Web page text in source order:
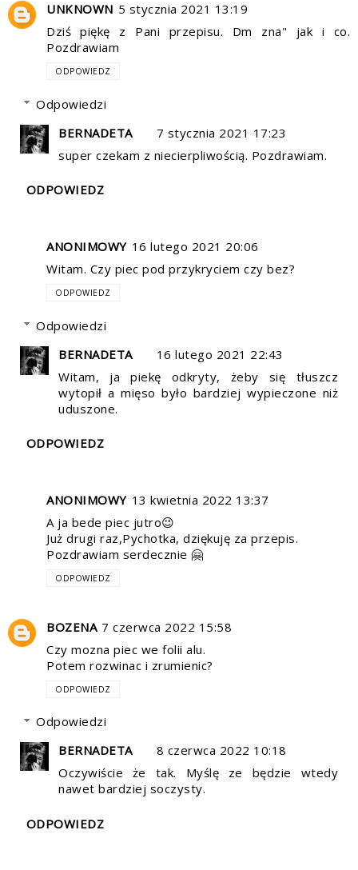
UNKNOWN 5 stycznia 2021 13:19
Dziś piękę z Pani przepisu. Dm zna" jak i co.
Pozdrawiam
ODPOWIEDZ
Odpowiedzi
BERNADETA
7 stycznia 2021 17:23
super czekam z niecierpliwością. Pozdrawiam.
ODPOWIEDZ
ANONIMOWY 16 lutego 2021 20:06
Witam. Czy piec pod przykryciem czy bez?
ODPOWIEDZ
Odpowiedzi
BERNADETA
16 lutego 2021 22:43
Witam, ja piekę odkryty, żeby się tłuszcz
wytopił a mięso było bardziej wypieczone niż
uduszone.
ODPOWIEDZ
ANONIMOWY 13 kwietnia 2022 13:37
A ja bede piec jutro😉
Już drugi raz,Pychotka, dziękuję za przepis.
Pozdrawiam serdecznie 🤗
ODPOWIEDZ
BOZENA 7 czerwca 2022 15:58
Czy mozna piec we folii alu.
Potem rozwinac i zrumienic?
ODPOWIEDZ
Odpowiedzi
BERNADETA
8 czerwca 2022 10:18
Oczywiście że tak. Myślę ze będzie wtedy
nawet bardziej soczysty.
ODPOWIEDZ